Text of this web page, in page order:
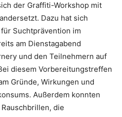
der Graffiti-Workshop mit
Dazu hat sich
Suchtprävention im
am Dienstagabend
und den Teilnehmern auf
diesem Vorbereitungstreffen
Gründe, Wirkungen und
Außerdem konnten
die